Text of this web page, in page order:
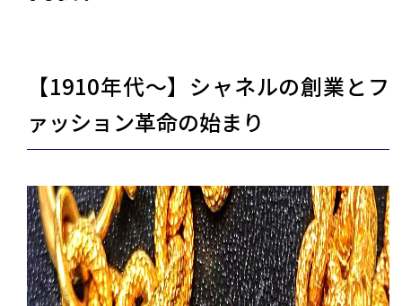
【1910年代〜】シャネルの創業とフ
ァッション革命の始まり